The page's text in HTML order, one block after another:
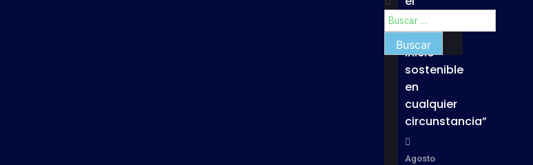
lema
“Un
inicio
sostenible
en
cualquier
circunstancia”
Agosto